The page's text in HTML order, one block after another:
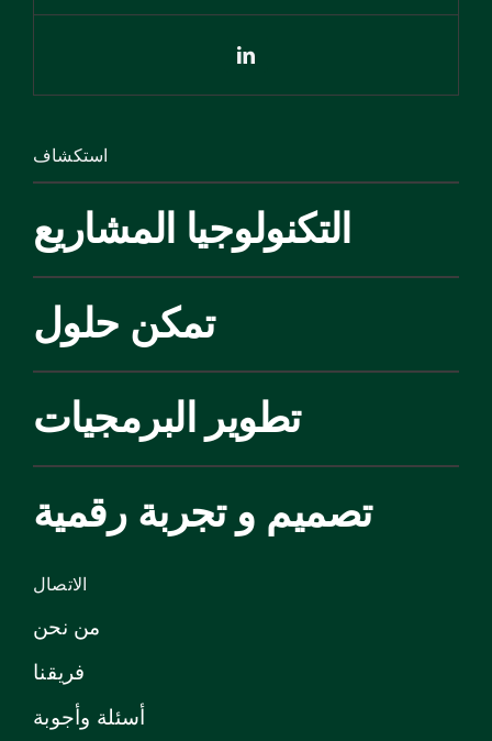
استكشاف
التكنولوجيا المشاريع
تمكن حلول
تطوير البرمجيات
تصميم و تجربة رقمية
الاتصال
من نحن
فريقنا
أسئلة وأجوبة